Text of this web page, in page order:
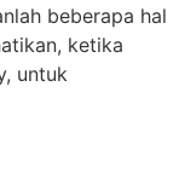
beberapa hal
ketika
untuk